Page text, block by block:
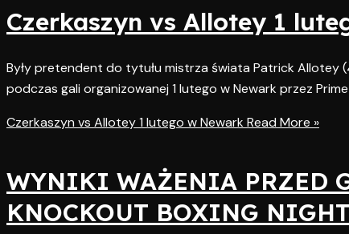
Czerkaszyn vs Allotey 1
Były pretendent do tytułu mistrza świata Patrick Allotey
podczas gali organizowanej 1 lutego w Newark przez Prime
Czerkaszyn vs Allotey 1 lutego w Newark Read More »
WYNIKI WAŻENIA PRZED
KNOCKOUT BOXING NIGHT